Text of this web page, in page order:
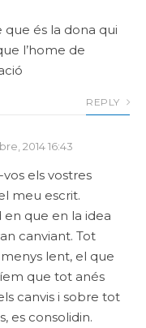
és la dona qui
l’home de
REPLY
2014 16:43
els vostres
meu escrit.
en que en la idea
canviant. Tot
lent, el que
que tot anés
canvis i sobre tot
es consolidin.